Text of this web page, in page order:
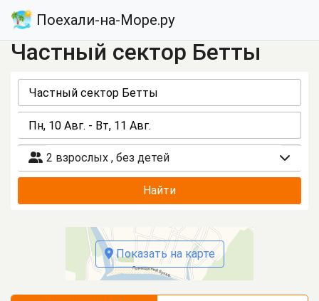
Поехали-на-Море.ру
Частный сектор Бетты
2 взрослых , без детей
Найти
Показать на карте